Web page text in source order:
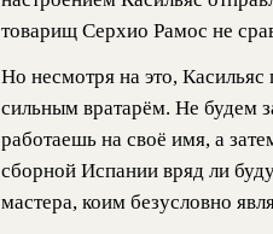
товарищ Серхио Рамос не
Но несмотря на это,
сильным вратарём. Не будем
работаешь на своё имя, а
сборной Испании вряд ли
мастера, коим безусловно